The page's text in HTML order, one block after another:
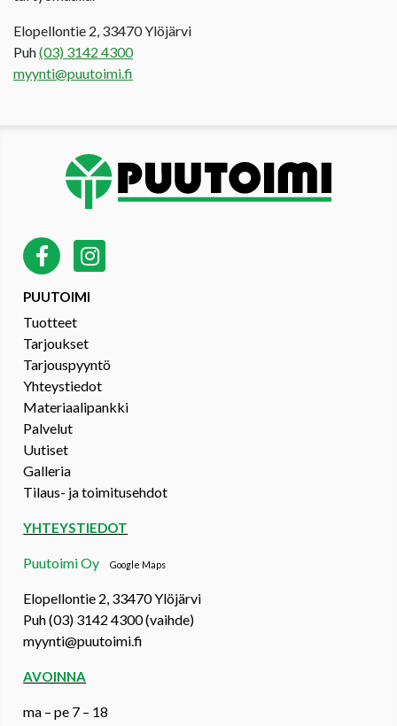
Elopellontie 2, 33470 Ylöjärvi
Puh(03) 3142 4300
myynti@puutoimi.fi
PUUTOIMI
Tuotteet
Tarjoukset
Tarjouspyyntö
Yhteystiedot
Materiaalipankki
Palvelut
Uutiset
Galleria
Tilaus- ja toimitusehdot
YHTEYSTIEDOT
Puutoimi OyGoogle Maps
Elopellontie 2, 33470 Ylöjärvi
Puh (03) 3142 4300 (vaihde)
myynti@puutoimi.fi
AVOINNA
ma – pe 7 – 18